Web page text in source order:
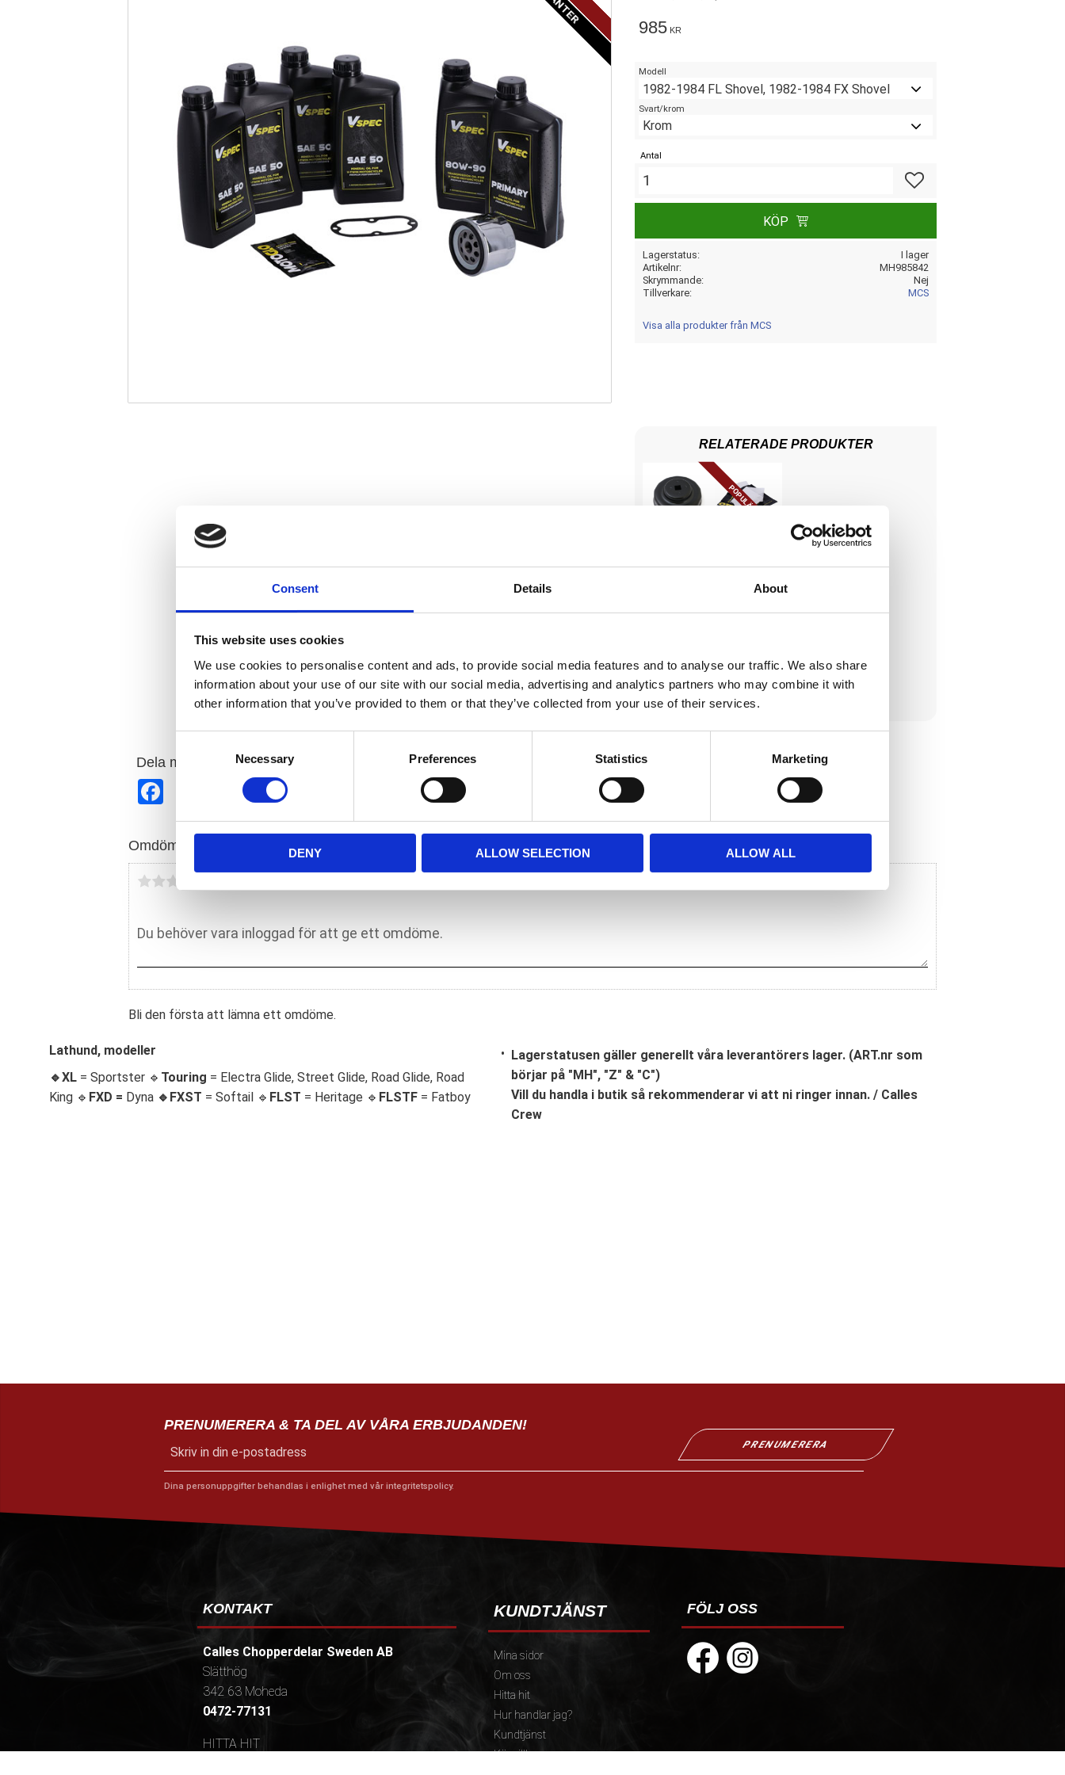
Consent Details About
This website uses cookies
We use cookies to personalise content and ads, to provide social media features and to analyse our traffic. We also share
information about your use of our site with our social media, advertising and analytics partners who may combine it with
other information that you’ve provided to them or that they’ve collected from your use of their services.
o
e
e
t
i
Necessary Preferences Statistics Marketing
DENY ALLOW SELECTION ALLOW ALL
985 KR
Modell
Svart/krom
Antal
KÖP
Lagerstatus
I lager
Artikelnr
MH985842
Skrymmande
Nej
Tillverkare
MCS
Visa alla produkter från MCS
Dela med dig
o
o
Omdömen
Bli den första att lämna ett omdöme.
RELATERADE PRODUKTER
POPULÄR
Lägg till i favoriter
Lathund, modeller
🔹XL = Sportster 🔹 Touring = Electra Glide, Street Glide, Road Glide, Road
King 🔹 FXD = Dyna 🔹 FXST = Softail 🔹 FLST = Heritage 🔹 FLSTF = Fatboy
Lagerstatusen gäller generellt våra leverantörers lager. (ART.nr som
börjar på "MH", "Z" & "C")
Vill du handla i butik så rekommenderar vi att ni ringer innan. / Calles
Crew
PRENUMERERA & TA DEL AV VÅRA ERBJUDANDEN!
PRENUMERERA
Dina personuppgifter behandlas i enlighet med vår integritetspolicy.
KONTAKT
Calles Chopperdelar Sweden AB
Slätthög
342 63 Moheda
0472-77131
HITTA HIT
KUNDTJÄNST
Mina sidor
Om oss
Hitta hit
Hur handlar jag?
Kundtjänst
Köpvillkor
FÖLJ OSS